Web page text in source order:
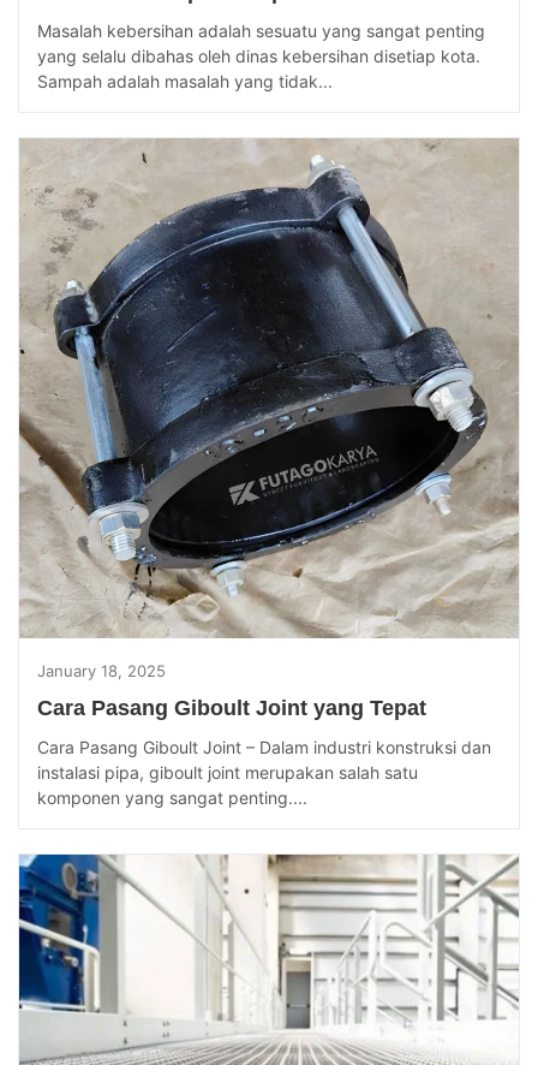
Masalah kebersihan adalah sesuatu yang sangat penting
yang selalu dibahas oleh dinas kebersihan disetiap kota.
Sampah adalah masalah yang tidak...
January 18, 2025
Cara Pasang Giboult Joint yang Tepat
Cara Pasang Giboult Joint – Dalam industri konstruksi dan
instalasi pipa, giboult joint merupakan salah satu
komponen yang sangat penting....